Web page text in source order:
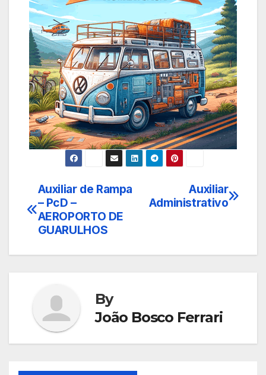
Navegação
de
Auxiliar
Administrativo
Auxiliar de Rampa
– PcD –
AEROPORTO DE
GUARULHOS
By
João Bosco Ferrari